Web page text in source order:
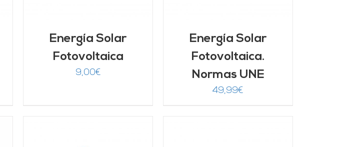
Energía Solar
Fotovoltaica
9,00€
Energía Solar
Fotovoltaica.
Normas UNE
49,99€